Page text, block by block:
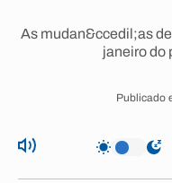
As mudan&ccedil;as
janeiro do
Publicado